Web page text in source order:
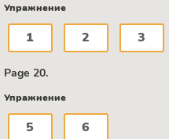
Упражнение
1 2 3
Page 20.
Упражнение
5 6